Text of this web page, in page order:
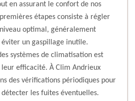
en assurant le confort de nos
étapes consiste à régler
optimal, généralement
éviter un gaspillage inutile.
systèmes de climatisation est
efficacité. À Clim Andrieux
des vérifications périodiques pour
les fuites éventuelles.